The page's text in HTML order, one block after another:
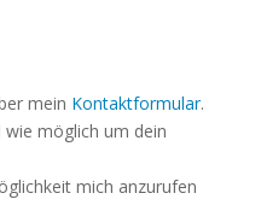
mein Kontaktformular.
möglich um dein
mich anzurufen